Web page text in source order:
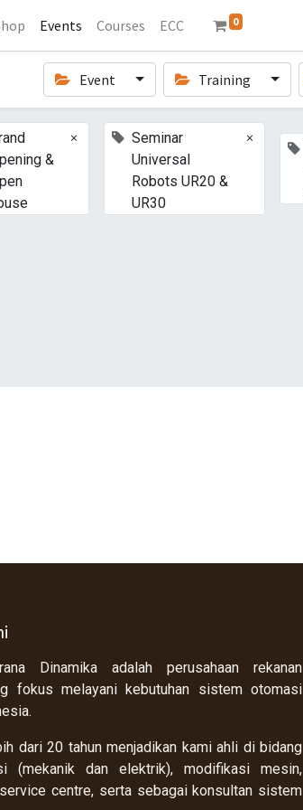
Events Courses ECC 0
Event Training
&
×
Seminar
Universal
Robots UR20 &
UR30
×
Dinamika adalah perusahaan rekanan
fokus melayani kebutuhan sistem otomasi
dari 20 tahun menjadikan kami ahli di bidang
(mekanik dan elektrik), modifikasi mesin,
centre, serta sebagai konsultan sistem